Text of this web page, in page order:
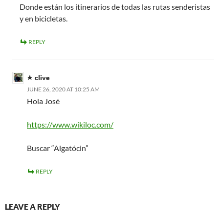
Donde están los itinerarios de todas las rutas senderistas
y en bicicletas.
REPLY
clive
JUNE 26, 2020 AT 10:25 AM
Hola José
https://www.wikiloc.com/
Buscar “Algatócin”
REPLY
LEAVE A REPLY